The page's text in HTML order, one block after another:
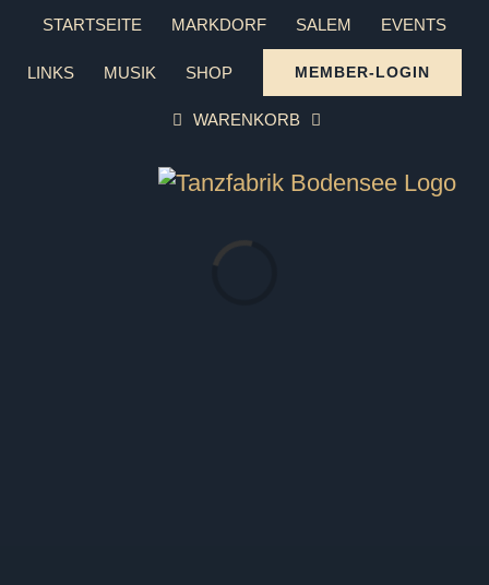
Zum
springen
STARTSEITE MARKDORF SALEM EVENTS
LINKS MUSIK SHOP MEMBER-LOGIN
WARENKORB